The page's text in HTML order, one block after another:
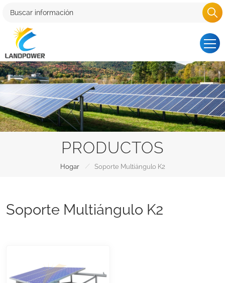
PRODUCTOS
Hogar / Soporte Multiángulo K2
Soporte Multiángulo K2